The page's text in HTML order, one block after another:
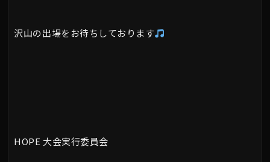
沢山の出場をお待ちしております
HOPE 大会実行委員会